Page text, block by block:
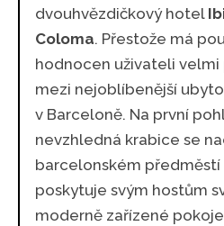
dvouhvězdičkový hotel
Coloma. Přestože má
hodnocen uživateli
mezi nejoblíbenější
v Barceloně. Na první
nevzhledná krabice se
barcelonském předměstí
poskytuje svým hostům
moderně zařízené